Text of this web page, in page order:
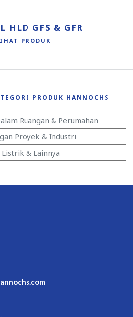
HLD GFS & GFR
PRODUK
PRODUK HANNOCHS
Ruangan & Perumahan
Proyek & Industri
Listrik & Lainnya